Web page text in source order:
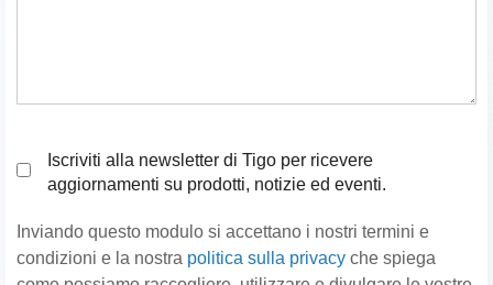
Iscriviti alla newsletter di Tigo per ricevere
aggiornamenti su prodotti, notizie ed eventi.
Inviando questo modulo si accettano i nostri termini e
condizioni e la nostra politica sulla privacy che spiega